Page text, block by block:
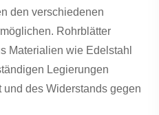
den verschiedenen
Rohrblätter
Materialien wie Edelstahl
Legierungen
des Widerstands gegen